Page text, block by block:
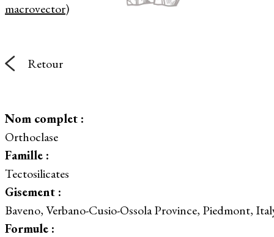
macrovector)
Retour
Nom complet :
Orthoclase
Famille :
Tectosilicates
Gisement :
Baveno, Verbano-Cusio-Ossola Province, Piedmont,
Formule :